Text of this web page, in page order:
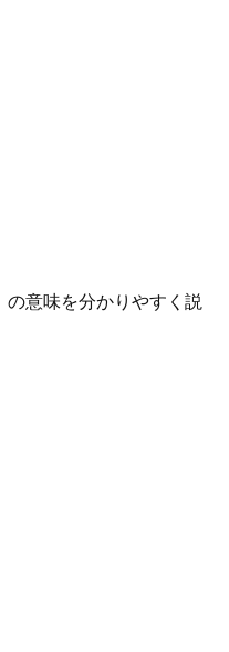
の意味を分かりやすく説